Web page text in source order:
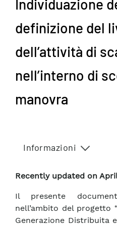
Individuazione
definizione del
dell’attività di
nell’interno di
manovra
Informazioni
Recently updated on
Il presente
nell’ambito del progetto
Generazione Distribuita